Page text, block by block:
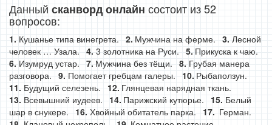
Данный сканворд онлайн состоит из 52
вопросов:
Кушанье типа винегрета. Мужчина на ферме.
Лесной
человек … Узала.
3 золотника на Руси.
Прикуска к чаю.
Изумруд устар.
Мужчина без тёщи.
Грубая манера
разговора.
Помогает гребцам галеры.
Рыбаползун.
Будущий селезень.
Глянцевая нарядная ткань.
Всевышний иудеев.
Парижский кутюрье.
Белый
шар в снукере.
Хвойный обитатель парка.
Герман.